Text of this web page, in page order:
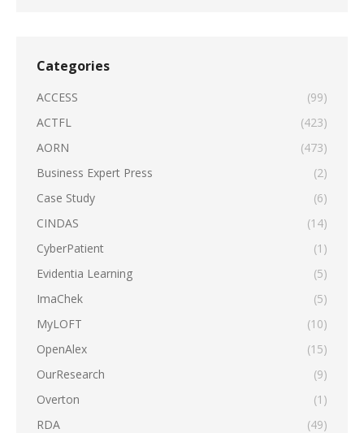
Categories
ACCESS
(99)
ACTFL
(423)
AORN
(473)
Business Expert Press
(2)
Case Study
(6)
CINDAS
(14)
CyberPatient
(1)
Evidentia Learning
(5)
ImaChek
(5)
MyLOFT
(10)
OpenAlex
(15)
OurResearch
(9)
Overton
(1)
RDA
(49)